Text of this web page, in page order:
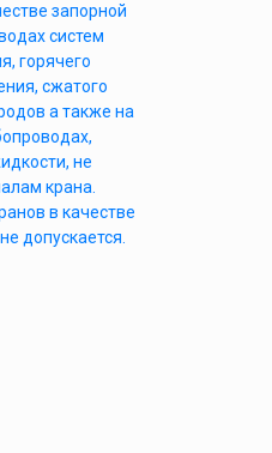
запорной
систем
горячего
сжатого
а также на
не
крана.
в качестве
допускается.